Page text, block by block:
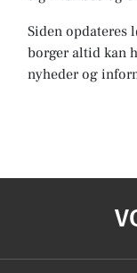
Siden opdateres
borger altid kan
nyheder og